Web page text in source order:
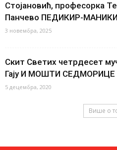
Стојановић, професорка
Панчево ПЕДИКИР-
3 новембра, 2025
Скит Светих четрдесет
Гају И МОШТИ
5 децембра, 2020
Више о